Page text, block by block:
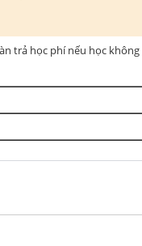
trả học phí nếu học